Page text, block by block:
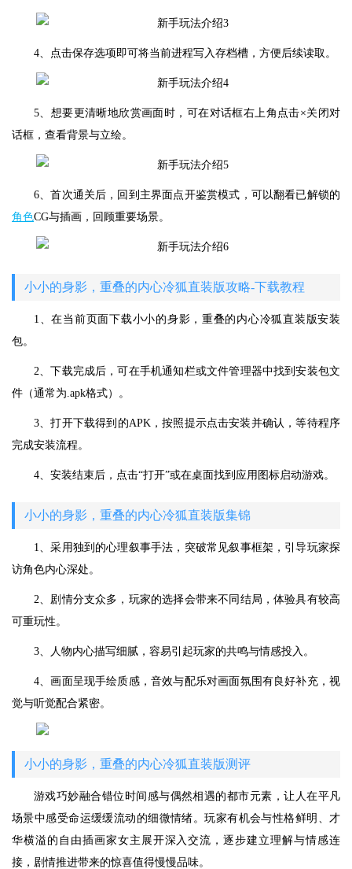
4、点击保存选项即可将当前进程写入存档槽，方便后续读取。
5、想要更清晰地欣赏画面时，可在对话框右上角点击×关闭对
话框，查看背景与立绘。
6、首次通关后，回到主界面点开鉴赏模式，可以翻看已解锁的
角色CG与插画，回顾重要场景。
小小的身影，重叠的内心冷狐直装版攻略-下载教程
1、在当前页面下载小小的身影，重叠的内心冷狐直装版安装
包。
2、下载完成后，可在手机通知栏或文件管理器中找到安装包文
件（通常为.apk格式）。
3、打开下载得到的APK，按照提示点击安装并确认，等待程序
完成安装流程。
4、安装结束后，点击“打开”或在桌面找到应用图标启动游戏。
小小的身影，重叠的内心冷狐直装版集锦
1、采用独到的心理叙事手法，突破常见叙事框架，引导玩家探
访角色内心深处。
2、剧情分支众多，玩家的选择会带来不同结局，体验具有较高
可重玩性。
3、人物内心描写细腻，容易引起玩家的共鸣与情感投入。
4、画面呈现手绘质感，音效与配乐对画面氛围有良好补充，视
觉与听觉配合紧密。
小小的身影，重叠的内心冷狐直装版测评
游戏巧妙融合错位时间感与偶然相遇的都市元素，让人在平凡
场景中感受命运缓缓流动的细微情绪。玩家有机会与性格鲜明、才
华横溢的自由插画家女主展开深入交流，逐步建立理解与情感连
接，剧情推进带来的惊喜值得慢慢品味。